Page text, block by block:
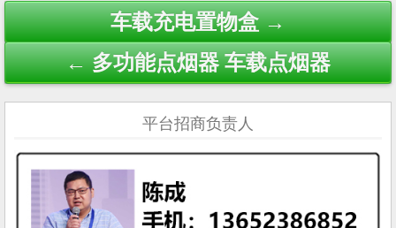
Post
navigation
车载充电置物盒 →
← 多功能点烟器 车载点烟器
平台招商负责人